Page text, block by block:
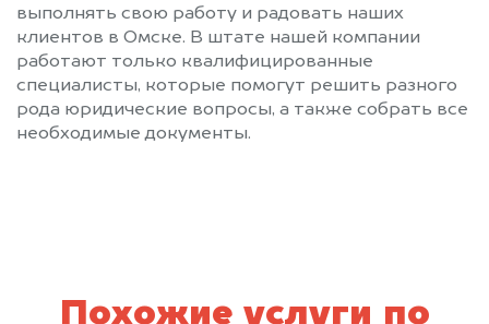
выполнять свою работу и радовать наших
клиентов в Омске. В штате нашей компании
работают только квалифицированные
специалисты, которые помогут решить разного
рода юридические вопросы, а также собрать все
необходимые документы.
Похожие услуги по